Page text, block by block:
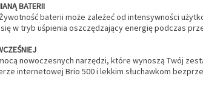
BATERII
baterii może zależeć od intensywności
w tryb uśpienia oszczędzający energię podczas
nowoczesnych narzędzi, które wynoszą Twój
internetowej Brio 500 i lekkim słuchawkom